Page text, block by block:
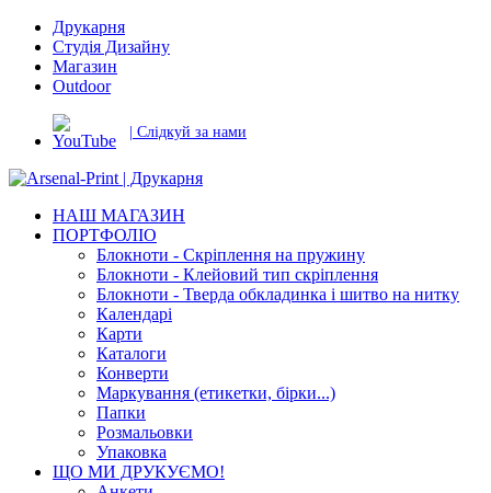
Друкарня
Студія Дизайну
Магазин
Outdoor
| Слідкуй за нами
НАШ МАГАЗИН
ПОРТФОЛІО
Блокноти - Скріплення на пружину
Блокноти - Клейовий тип скріплення
Блокноти - Тверда обкладинка і шитво на нитку
Календарі
Карти
Каталоги
Конверти
Маркування (етикетки, бірки...)
Папки
Розмальовки
Упаковка
ЩО МИ ДРУКУЄМО!